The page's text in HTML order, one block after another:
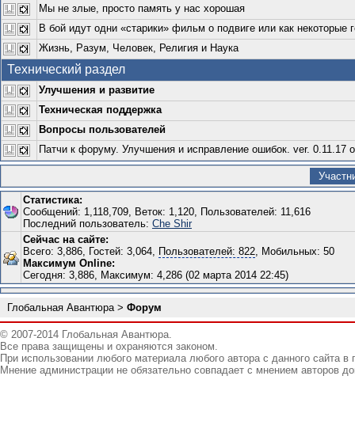
Мы не злые, просто память у нас хорошая
В бой идут одни «старики» фильм о подвиге или как некоторые
Жизнь, Разум, Человек, Религия и Наука
Технический раздел
Улучшения и развитие
Техническая поддержка
Вопросы пользователей
Патчи к форуму. Улучшения и исправление ошибок. ver. 0.11.17
Статистика:
Сообщений: 1,118,709, Веток: 1,120, Пользователей: 11,616
Последний пользователь: Che Shir
Сейчас на сайте:
Всего: 3,886, Гостей: 3,064, Пользователей: 822, Мобильных: 50
Максимум Online:
Сегодня: 3,886, Максимум: 4,286 (02 марта 2014 22:45)
Глобальная Авантюра> Форум
© 2007-2014 Глобальная Авантюра.
Все права защищены и охраняются законом.
При использовании любого материала любого автора с данного сайта
Мнение администрации не обязательно совпадает с мнением авторов